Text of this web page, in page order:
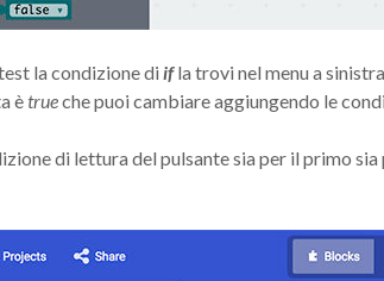
la condizione di ifla trovi nel menu a
ètrueche puoi cambiare aggiungendo le
di lettura del pulsante sia per il primo